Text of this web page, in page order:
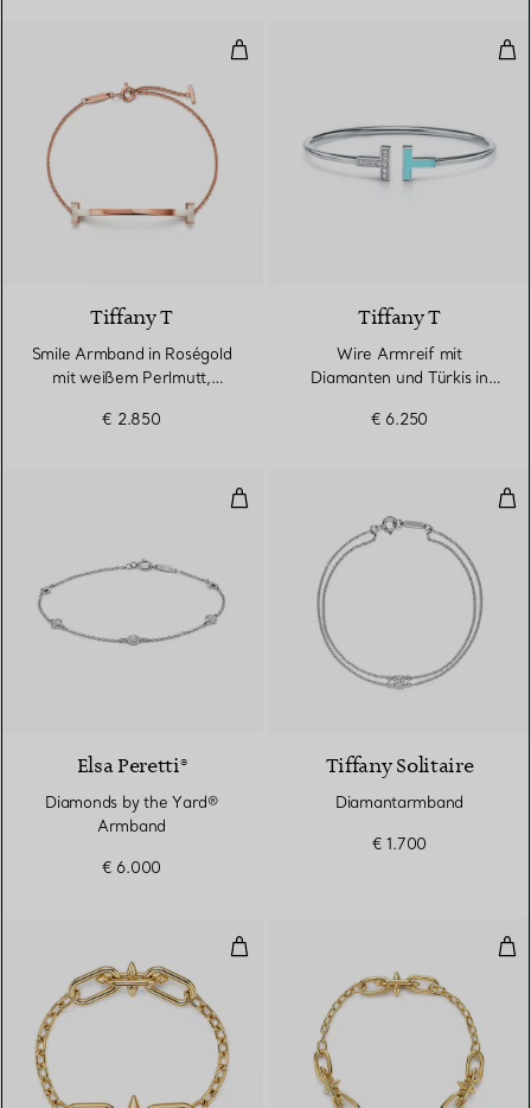
Smile Armband in Roségold mit
Tiffany T
Smile Armband in Roségold
mit weißem Perlmutt,
€ 2.850
Tiffany T
Wire Armreif mit
Diamanten und Türkis in
€ 6.250
Diamonds by the Yard®
Elsa Peretti®
Diamonds by the Yard®
Armband
€ 6.000
Tiffany Solitaire
Diamantarmband
€ 1.700
Armband mit mittelgroßen